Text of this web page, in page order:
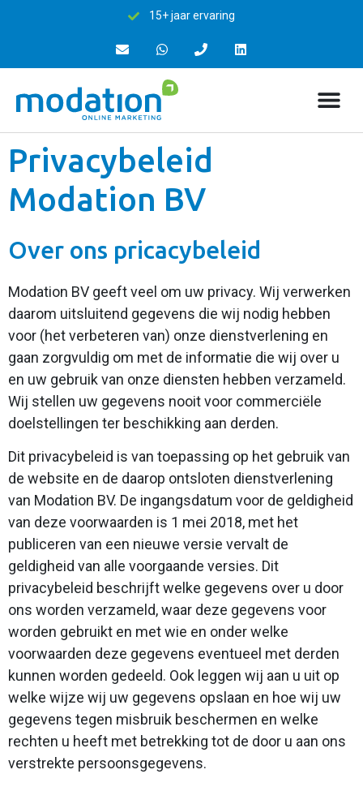
15+ jaar ervaring
Privacybeleid
Modation BV
Over ons pricacybeleid
Modation BV geeft veel om uw privacy. Wij verwerken
daarom uitsluitend gegevens die wij nodig hebben
voor (het verbeteren van) onze dienstverlening en
gaan zorgvuldig om met de informatie die wij over u
en uw gebruik van onze diensten hebben verzameld.
Wij stellen uw gegevens nooit voor commerciële
doelstellingen ter beschikking aan derden.
Dit privacybeleid is van toepassing op het gebruik van
de website en de daarop ontsloten dienstverlening
van Modation BV. De ingangsdatum voor de geldigheid
van deze voorwaarden is 1 mei 2018, met het
publiceren van een nieuwe versie vervalt de
geldigheid van alle voorgaande versies. Dit
privacybeleid beschrijft welke gegevens over u door
ons worden verzameld, waar deze gegevens voor
worden gebruikt en met wie en onder welke
voorwaarden deze gegevens eventueel met derden
kunnen worden gedeeld. Ook leggen wij aan u uit op
welke wijze wij uw gegevens opslaan en hoe wij uw
gegevens tegen misbruik beschermen en welke
rechten u heeft met betrekking tot de door u aan ons
verstrekte persoonsgegevens.